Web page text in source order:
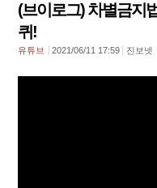
(브이로그) 차별금지
퀴!
유튜브 2021/06/11 17:59 진보넷